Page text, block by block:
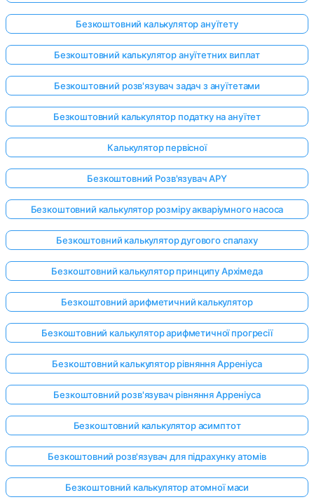
Безкоштовний калькулятор ануїтету
Безкоштовний калькулятор ануїтетних виплат
Безкоштовний розв'язувач задач з ануїтетами
Безкоштовний калькулятор податку на ануїтет
Калькулятор первісної
Безкоштовний Розв'язувач APY
Безкоштовний калькулятор розміру акваріумного насоса
Безкоштовний калькулятор дугового спалаху
Безкоштовний калькулятор принципу Архімеда
Безкоштовний арифметичний калькулятор
Безкоштовний калькулятор арифметичної прогресії
Безкоштовний калькулятор рівняння Арреніуса
Безкоштовний розв'язувач рівняння Арреніуса
Безкоштовний калькулятор асимптот
Безкоштовний розв'язувач для підрахунку атомів
Безкоштовний калькулятор атомної маси